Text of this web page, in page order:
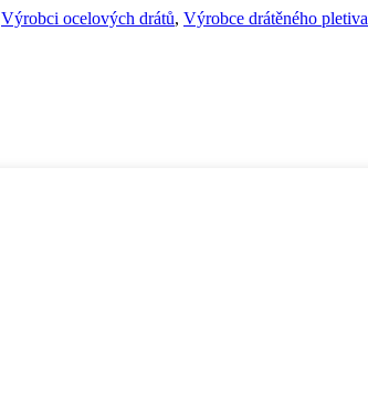
Výrobci ocelových drátů, Výrobce drátěného pletiva